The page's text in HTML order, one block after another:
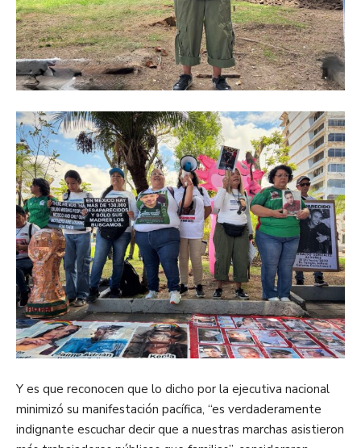
Y es que reconocen que lo dicho por la ejecutiva nacional
minimizó su manifestación pacífica, “es verdaderamente
indignante escuchar decir que a nuestras marchas asistieron